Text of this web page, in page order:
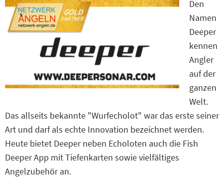
Den
Namen
Deeper
kennen
Angler
auf der
ganzen
Welt.
Das allseits bekannte "Wurfecholot" war das erste seiner
Art und darf als echte Innovation bezeichnet werden.
Heute bietet Deeper neben Echoloten auch die Fish
Deeper App mit Tiefenkarten sowie vielfältiges
Angelzubehör an.